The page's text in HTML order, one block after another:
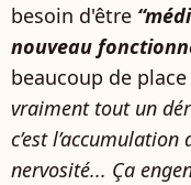
besoin d'être
nouveau
beaucoup de
vraiment tout un
c’est
nervosité... Ça